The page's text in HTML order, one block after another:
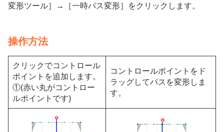
変形ツール］→［一時パス変形］をクリックします。
操作方法
クリックでコントロール
ポイントを追加します。
①(赤い丸がコントロー
ルポイントです)
コントロールポイントをド
ラッグしてパスを変形しま
す。